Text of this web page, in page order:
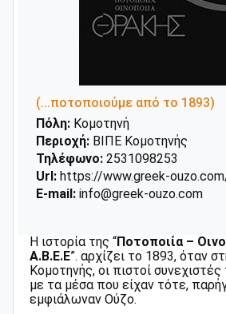
(...ποτοποιούμε από το 1893)
Πόλη: Κομοτηνή
Περιοχή: ΒΙΠΕ Κομοτηνής
Τηλέφωνο: 2531098253
Url: https://www.greek-
E-mail: info@greek-ouzo.com
Η ιστορία της “Ποτοποιία –
Α.Β.Ε.Ε”. αρχίζει το 1893, όταν
Κομοτηνής, οι πιστοί
με τα μέσα που είχαν τότε,
εμφιάλωναν Ούζο.